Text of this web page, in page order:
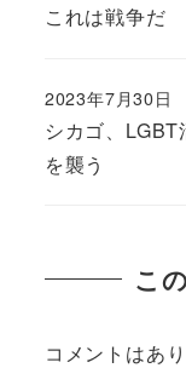
これは戦争だ
シカゴ、
を襲う
2023年7月30日
こ
コメントはあり